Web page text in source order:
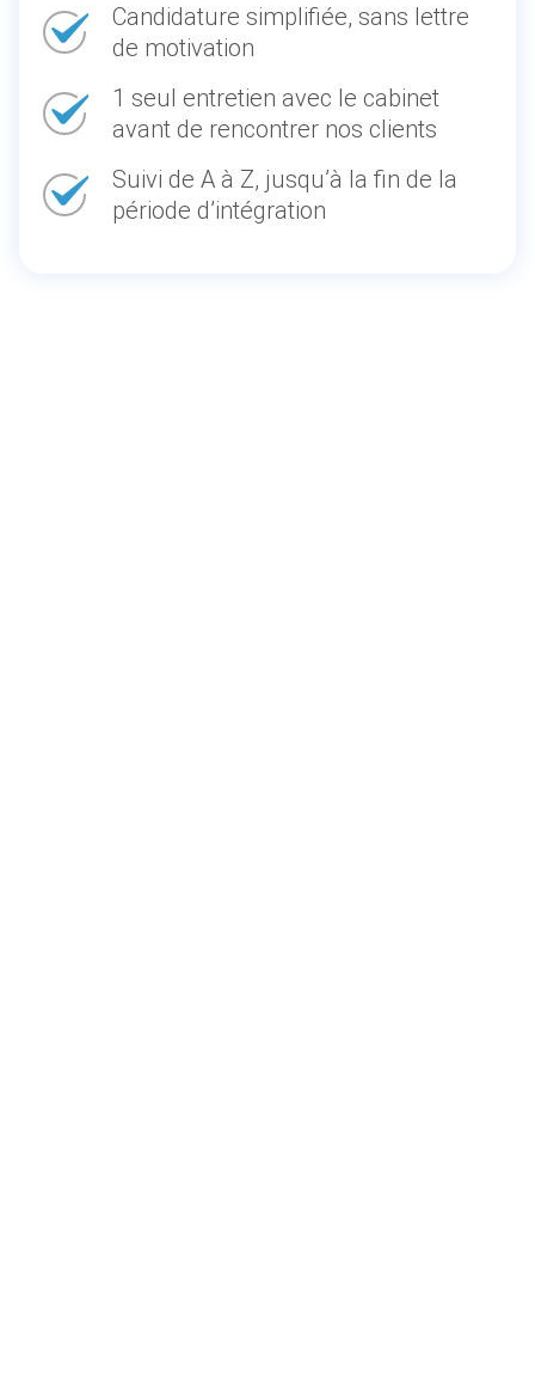
Candidature simplifiée, sans lettre
de motivation
1 seul entretien avec le cabinet
avant de rencontrer nos clients
Suivi de A à Z, jusqu’à la fin de la
période d’intégration